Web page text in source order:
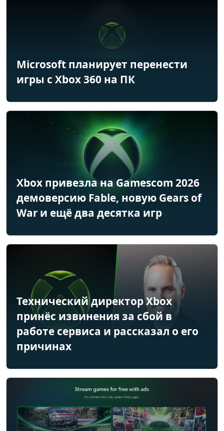
Microsoft планирует перенести
игры с Xbox 360 на ПК
Xbox привезла на Gamescom 2026
демоверсию Fable, новую Gears of
War и ещё два десятка игр
Технический директор Xbox
принёс извинения за сбой в
работе сервиса и рассказал о его
причинах